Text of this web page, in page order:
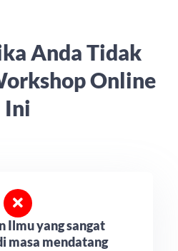
Anda Tidak
Online
Ini
Ilmu yang sangat
masa mendatang